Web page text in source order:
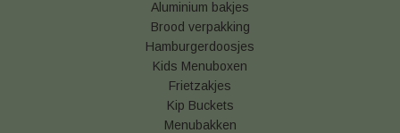
Aluminium bakjes
Brood verpakking
Hamburgerdoosjes
Kids Menuboxen
Frietzakjes
Kip Buckets
Menubakken